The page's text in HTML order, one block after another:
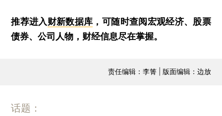
推荐进入财新数据库 ，可随时查阅宏观经济、股票
债券、公司人物，财经信息尽在掌握。
责任编辑：李箐 | 版面编辑：边放
话题：